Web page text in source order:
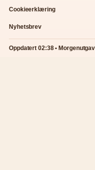
Cookieerklæring
Nyhetsbrev
Oppdatert 02:38 •